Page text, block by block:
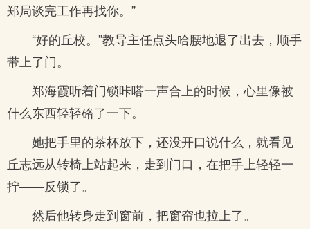
郑局谈完工作再找你。”
“好的丘校。”教导主任点头哈腰地退了出去，顺手
带上了门。
郑海霞听着门锁咔嗒一声合上的时候，心里像被
什么东西轻轻硌了一下。
她把手里的茶杯放下，还没开口说什么，就看见
丘志远从转椅上站起来，走到门口，在把手上轻轻一
拧——反锁了。
然后他转身走到窗前，把窗帘也拉上了。